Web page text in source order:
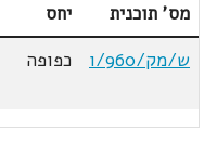
מס' תוכנית
יחס
ש/מק/960/ו
כפופה